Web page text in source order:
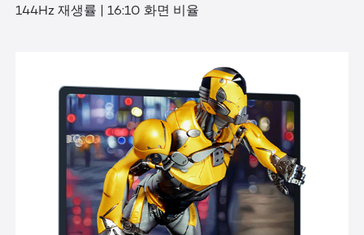
144Hz 재생률 | 16:10 화면 비율